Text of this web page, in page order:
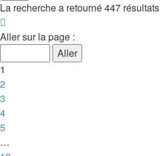
La recherche a retourné 447 résultats
1
18
Aller sur la page :
1
2
3
4
5
…